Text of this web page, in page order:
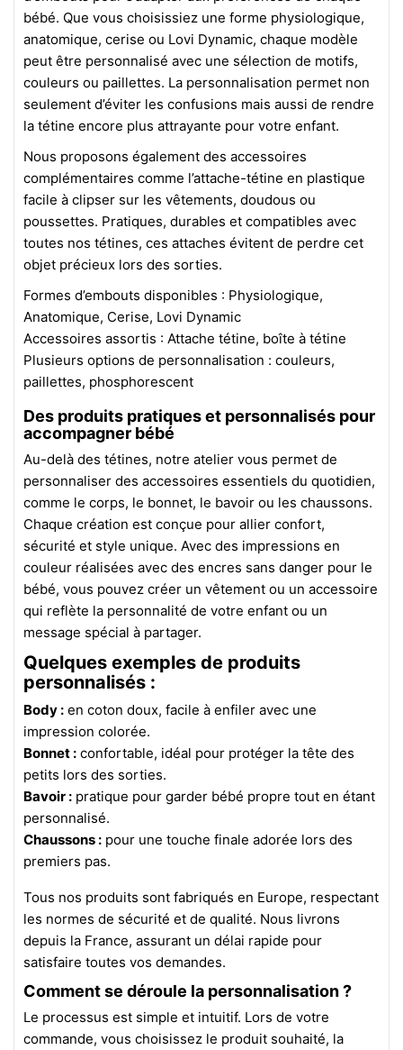
bébé. Que vous choisissiez une forme physiologique,
anatomique, cerise ou Lovi Dynamic, chaque modèle
peut être personnalisé avec une sélection de motifs,
couleurs ou paillettes. La personnalisation permet non
seulement d’éviter les confusions mais aussi de rendre
la tétine encore plus attrayante pour votre enfant.
Nous proposons également des accessoires
complémentaires comme l’attache-tétine en plastique
facile à clipser sur les vêtements, doudous ou
poussettes. Pratiques, durables et compatibles avec
toutes nos tétines, ces attaches évitent de perdre cet
objet précieux lors des sorties.
Formes d’embouts disponibles : Physiologique,
Anatomique, Cerise, Lovi Dynamic
Accessoires assortis : Attache tétine, boîte à tétine
Plusieurs options de personnalisation : couleurs,
paillettes, phosphorescent
Des produits pratiques et personnalisés pour
accompagner bébé
Au-delà des tétines, notre atelier vous permet de
personnaliser des accessoires essentiels du quotidien,
comme le corps, le bonnet, le bavoir ou les chaussons.
Chaque création est conçue pour allier confort,
sécurité et style unique. Avec des impressions en
couleur réalisées avec des encres sans danger pour le
bébé, vous pouvez créer un vêtement ou un accessoire
qui reflète la personnalité de votre enfant ou un
message spécial à partager.
Quelques exemples de produits
personnalisés :
Body : en coton doux, facile à enfiler avec une
impression colorée.
Bonnet : confortable, idéal pour protéger la tête des
petits lors des sorties.
Bavoir : pratique pour garder bébé propre tout en étant
personnalisé.
Chaussons : pour une touche finale adorée lors des
premiers pas.
Tous nos produits sont fabriqués en Europe, respectant
les normes de sécurité et de qualité. Nous livrons
depuis la France, assurant un délai rapide pour
satisfaire toutes vos demandes.
Comment se déroule la personnalisation ?
Le processus est simple et intuitif. Lors de votre
commande, vous choisissez le produit souhaité, la